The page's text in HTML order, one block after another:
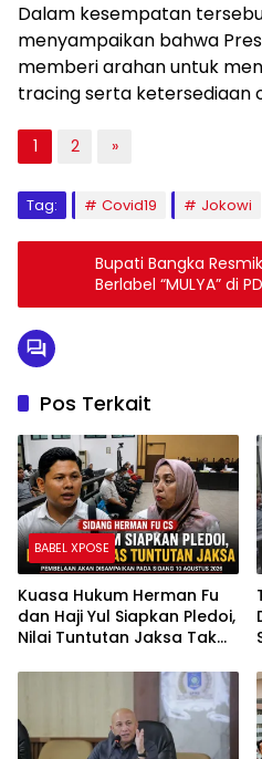
Dalam kesempatan
menyampaikan bahwa
memberi arahan untuk
tracing serta ketersediaan
1 2 »
Tag: Covid19 Jokowi
Bupati Bangka
Berlabel “MULYA” di
Pos Terkait
BABEL XPOSE
Kuasa Hukum Herman Fu
dan Haji Yul Siapkan Pledoi,
Nilai Tuntutan Jaksa Tak